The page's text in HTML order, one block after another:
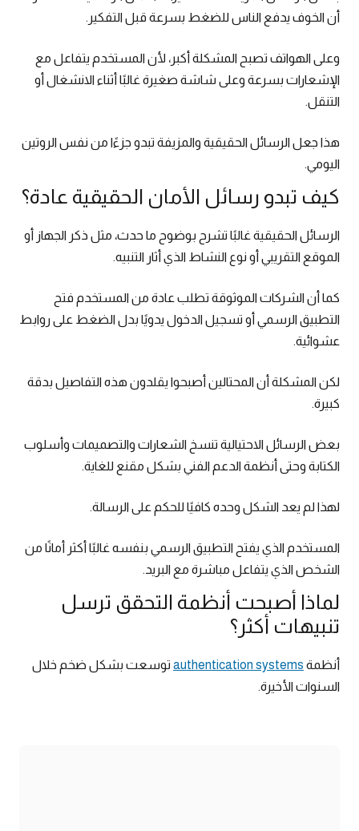
أن الخوف يدفع الناس للضغط بسرعة قبل التفكير.
وعلى الهواتف تصبح المشكلة أكبر، لأن المستخدم يتفاعل مع
الإشعارات بسرعة وعلى شاشة صغيرة غالبًا أثناء الانشغال أو
التنقل.
هذا جعل الرسائل الحقيقية والمزيفة تبدو جزءًا من نفس الروتين
اليومي.
كيف تبدو رسائل الأمان الحقيقية عادة؟
الرسائل الحقيقية غالبًا تشرح بوضوح ما حدث، مثل ذكر الجهاز أو
الموقع التقريبي أو نوع النشاط الذي أثار التنبيه.
كما أن الشركات الموثوقة تطلب عادة من المستخدم فتح
التطبيق الرسمي أو تسجيل الدخول يدويًا بدل الضغط على روابط
عشوائية.
لكن المشكلة أن المحتالين أصبحوا يقلدون هذه التفاصيل بدقة
كبيرة.
بعض الرسائل الاحتيالية تنسخ الشعارات والتصميمات وأسلوب
الكتابة وحتى أنظمة الدعم الفني بشكل مقنع للغاية.
لهذا لم يعد الشكل وحده كافيًا للحكم على الرسالة.
المستخدم الذي يفتح التطبيق الرسمي بنفسه غالبًا أكثر أمانًا من
الشخص الذي يتفاعل مباشرة مع البريد.
لماذا أصبحت أنظمة التحقق ترسل
تنبيهات أكثر؟
أنظمة authentication systems توسعت بشكل ضخم خلال
السنوات الأخيرة.